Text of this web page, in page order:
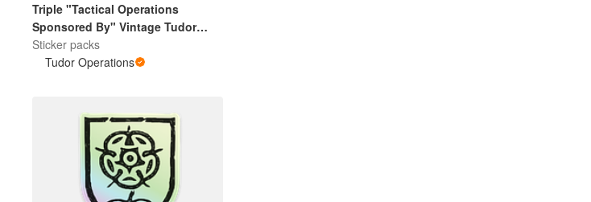
Triple "Tactical Operations
Sponsored By" Vintage Tudor
Rose
Sticker packs
Tudor Operations